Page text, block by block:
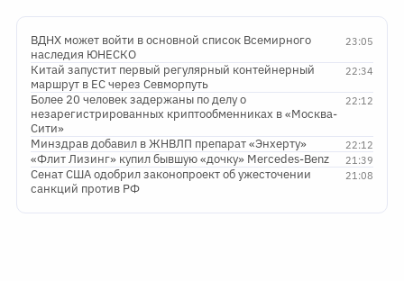
23:05
ВДНХ может войти в основной список Всемирного
наследия ЮНЕСКО
22:34
Китай запустит первый регулярный контейнерный
маршрут в ЕС через Севморпуть
22:12
Более 20 человек задержаны по делу о
незарегистрированных криптообменниках в «Москва-
Сити»
22:12
Минздрав добавил в ЖНВЛП препарат «Энхерту»
21:39
«Флит Лизинг» купил бывшую «дочку» Mercedes-Benz
21:08
Сенат США одобрил законопроект об ужесточении
санкций против РФ